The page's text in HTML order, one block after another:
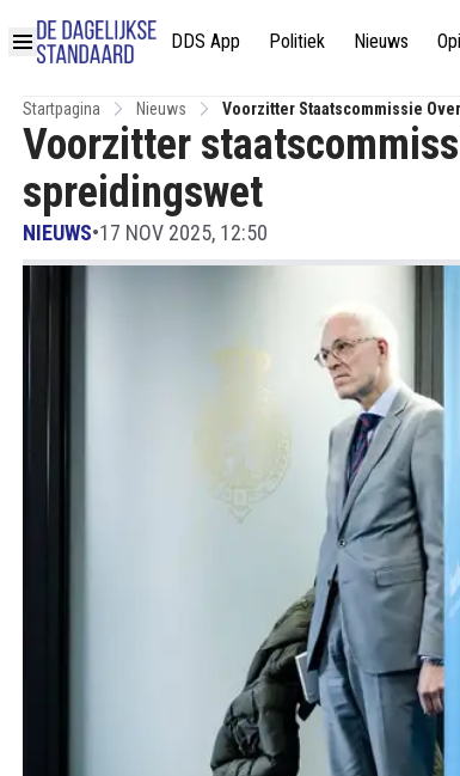
DDS App Politiek Nieuws
Startpagina Nieuws Voorzitter Staatscommissie
Voorzitter
spreidingswet
NIEUWS•17 NOV 2025, 12:50